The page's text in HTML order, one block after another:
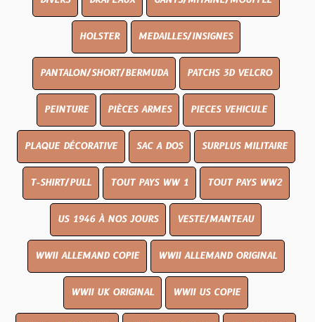
HOLSTER MEDAILLES/INSIGNES
PANTALON/SHORT/BERMUDA PATCHS 3D VELCRO
PEINTURE PIÈCES ARMES PIECES VEHICULE
PLAQUE DÉCORATIVE SAC A DOS SURPLUS MILITAIRE
T-SHIRT/PULL TOUT PAYS WW 1 TOUT PAYS WW2
US 1946 À NOS JOURS VESTE/MANTEAU
WWII ALLEMAND COPIE WWII ALLEMAND ORIGINAL
WWII UK ORIGINAL WWII US COPIE